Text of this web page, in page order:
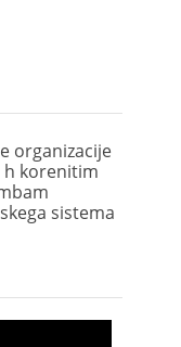
organizacije
h korenitim
sistema